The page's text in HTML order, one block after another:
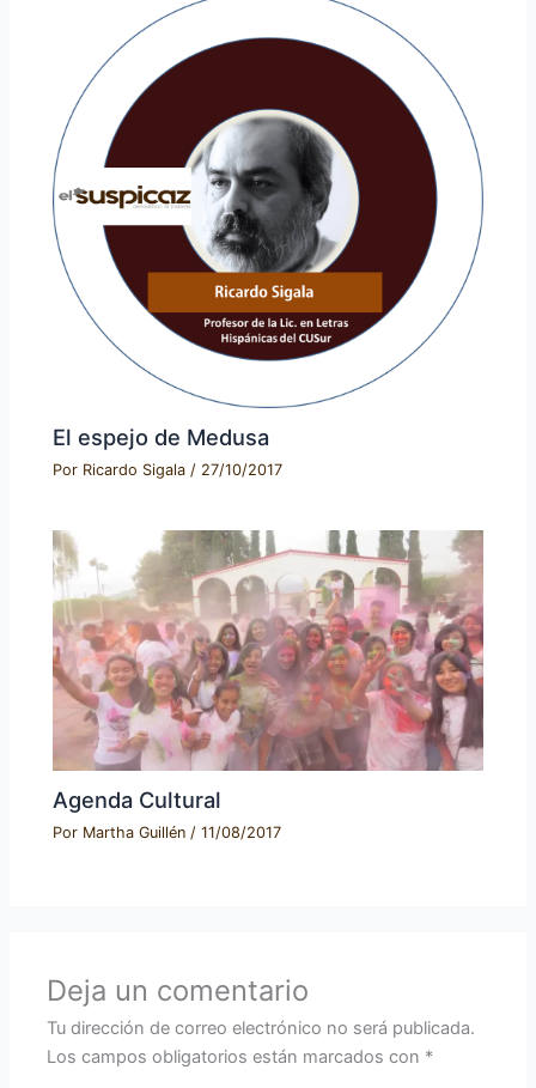
El espejo de Medusa
Por Ricardo Sigala/ 27/10/2017
Agenda Cultural
Por Martha Guillén /11/08/2017
Deja un comentario
Tu dirección de correo electrónico no será publicada.
Los campos obligatorios están marcados con *